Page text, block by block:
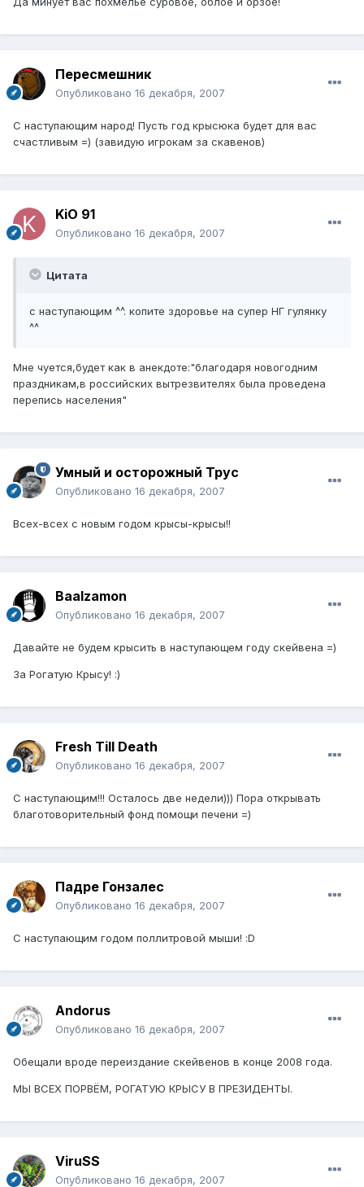
Пересмешник
Опубликовано 16 декабря, 2007
С наступающим народ! Пусть год крысюка будет для вас
счастливым =) (завидую игрокам за скавенов)
KiO 91
Опубликовано 16 декабря, 2007
Цитата
с наступающим ^^. копите здоровье на супер НГ гулянку
^^
Мне чуется,будет как в анекдоте:"благодаря новогодним
праздникам,в российских вытрезвителях была проведена
перепись населения"
Умный и осторожный Трус
Опубликовано 16 декабря, 2007
Всех-всех с новым годом крысы-крысы!!
Baalzamon
Опубликовано 16 декабря, 2007
Давайте не будем крысить в наступающем году скейвена =)
За Рогатую Крысу! :)
Fresh Till Death
Опубликовано 16 декабря, 2007
С наступающим!!! Осталось две недели))) Пора открывать
благотоворительный фонд помощи печени =)
Падре Гонзалес
Опубликовано 16 декабря, 2007
С наступающим годом поллитровой мыши! :D
Andorus
Опубликовано 16 декабря, 2007
Обещали вроде переиздание скейвенов в конце 2008 года.
МЫ ВСЕХ ПОРВЁМ, РОГАТУЮ КРЫСУ В ПРЕЗИДЕНТЫ.
ViruSS
Опубликовано 16 декабря, 2007